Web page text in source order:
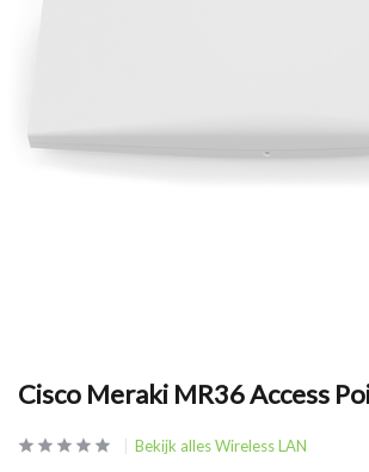
Cisco Meraki MR36 Access
Bekijk alles Wireless LAN